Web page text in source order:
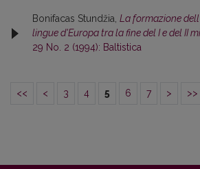
Bonifacas Stundžia, La formazione
lingue d'Europa tra la fine del I e del II
29 No. 2 (1994): Baltistica
<< < 3 4 5 6 7 > >>